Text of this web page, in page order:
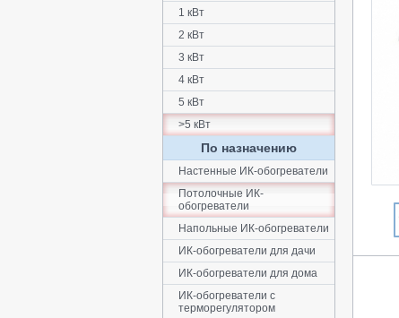
1 кВт
2 кВт
3 кВт
4 кВт
5 кВт
>5 кВт
По назначению
Настенные ИК-обогреватели
Потолочные ИК-
обогреватели
Напольные ИК-обогреватели
ИК-обогреватели для дачи
ИК-обогреватели для дома
ИК-обогреватели с
терморегулятором